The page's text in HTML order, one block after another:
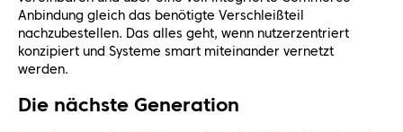
Anbindung gleich das benötigte Verschleißteil
nachzubestellen. Das alles geht, wenn nutzerzentriert
konzipiert und Systeme smart miteinander vernetzt
werden.
Die nächste Generation